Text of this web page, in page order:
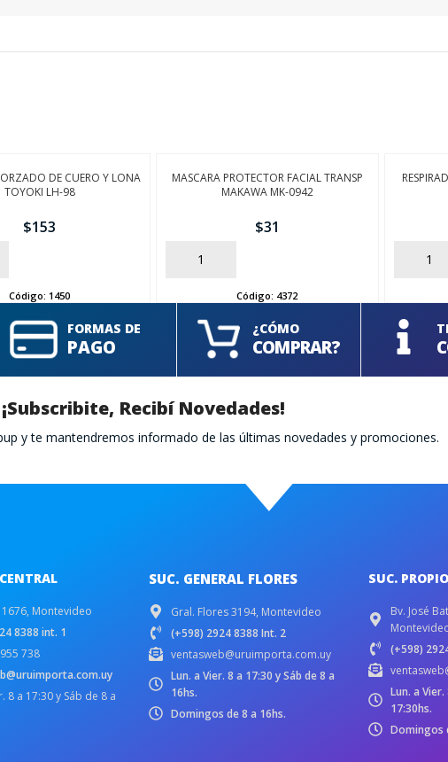
DE CUERO Y LONA
TOYOKI LH-98
$153
Código:1450
MASCARA PROTECTOR FACIAL TRANSP
MAKAWA MK-0942
$31
AÑADIR
Código: 4372
AÑADIR
FORMAS DE
PAGO
¿CÓMO
COMPRAR?
¡Subscribite, Recibí Novedades!
y te mantendremos informado de las últimas novedades y promociones.
Montevideo
8388 int. 1
738
8 a 17:30 y Sáb de 8 a
SUC. GENERAL FLORES
Gral. Flores 3194, Montevideo
(+598) 2924 8388 Int. 2
ventasweb@uruimporta.com.uy
Lun. a Vier. 8 a 17:30 y Sáb de 8 a
16hs.
Domingos de 8 a 16hs.
SUC.
Bv. José
(+598)
Lun. a Vier.
17:30hs.
Domingos